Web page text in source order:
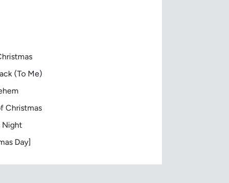
(To Me)
Christmas
Night
Day]